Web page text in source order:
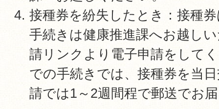
接種券を紛失したとき：接種
手続きは健康推進課へお越し
請リンクより電子申請をして
での手続きでは、接種券を当
請では1～2週間程で郵送でお